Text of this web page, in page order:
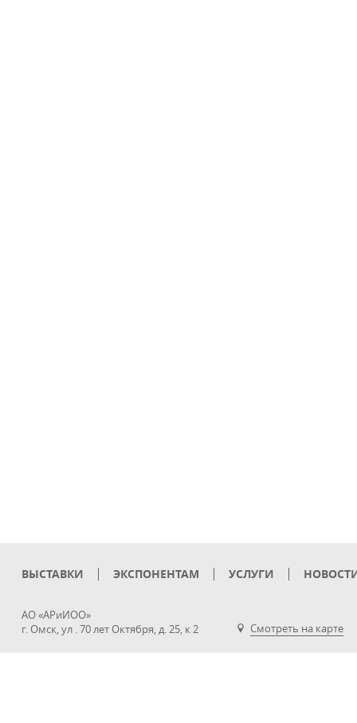
ВЫСТАВКИ ЭКСПОНЕНТАМ УСЛУГИ
АО «АРиИОО»
г. Омск, ул . 70 лет Октября, д. 25, к 2
Смотреть на карте